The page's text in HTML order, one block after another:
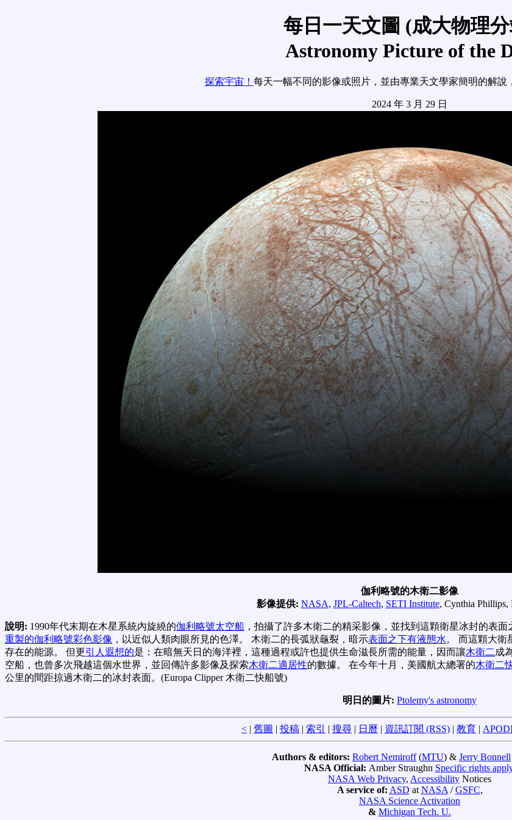
每日一天文圖 (成大物理
Astronomy Picture of the
探索宇宙！ 每天一幅不同的影像或照片，並由專業天文學家簡明的解說
2024 年 3 月 29 日
伽利略號的木衛二影像
影像提供: NASA, JPL-Caltech, SETI Institute, Cynthia Phillips,
說明: 1990年代末期在木星系統內旋繞的伽利略號太空船 ，拍攝了許多木衛二的精采影像，並找到這顆衛星冰封的表
重製的伽利略號彩色影像 ，以近似人類肉眼所見的色澤。 木衛二的長弧狀龜裂，暗示表面之下有液態水。 而這顆大衛
存在的能源。 但更引人遐想的是：在暗無天日的海洋裡，這種過程或許也提供生命滋長所需的能量，因而讓木衛二 成
空船，也曾多次飛越這個水世界，並回傳許多影像及探索木衛二適居性的數據。 在今年十月，美國航太總署的木衛二
公里的間距掠過木衛二的冰封表面。(Europa Clipper 木衛二快船號)
明日的圖片: Ptolemy's astronomy
< | 舊圖 | 投稿 | 索引 | 搜尋 | 日曆 | 資訊訂閱 (RSS) | 教育 |
Authors & editors: Robert Nemiroff(MTU) & Jerry Bonnell
NASA Official: Amber Straughn Specific rights
NASA Web Privacy, Accessibility Notices
A service of: ASD at NASA /GSFC,
NASA Science Activation
& Michigan Tech. U.